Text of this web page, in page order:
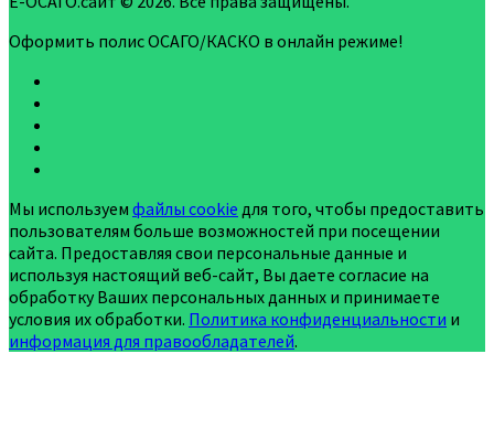
Оформить полис ОСАГО/КАСКО в онлайн режиме!
Мы используем файлы cookie для того, чтобы предоставить
пользователям больше возможностей при посещении
сайта. Предоставляя свои персональные данные и
используя настоящий веб-сайт, Вы даете согласие на
обработку Ваших персональных данных и принимаете
условия их обработки. Политика конфиденциальности и
информация для правообладателей.